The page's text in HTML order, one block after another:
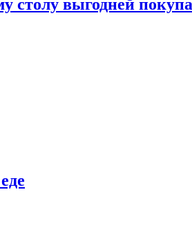
столу выгодней